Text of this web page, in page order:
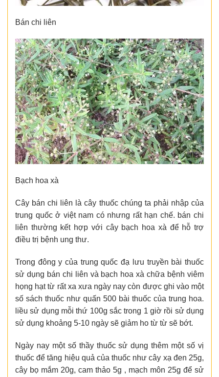
Bán chi liên
Bạch hoa xà
Cây bán chi liên là cây thuốc chúng ta phải nhập của
trung quốc ở việt nam có nhưng rất hạn chế. bán chi
liên thường kết hợp với cây bạch hoa xà để hỗ trợ
điều trị bệnh ung thư.
Trong đông y của trung quốc đạ lưu truyền bài thuốc
sử dụng bán chi liên và bạch hoa xà chữa bệnh viêm
họng hạt từ rất xa xưa ngày nay còn được ghi vào một
số sách thuốc như quấn 500 bài thuốc của trung hoa.
liều sử dụng mỗi thứ 100g sắc trong 1 giờ rồi sử dụng
sử dụng khoảng 5-10 ngày sẽ giảm ho từ từ sẽ bớt.
Ngày nay một số thầy thuốc sử dụng thêm một số vị
thuốc để tăng hiệu quả của thuốc như cây xạ đen 25g,
cây bọ mắm 20g, cam thảo 5g , mạch môn 25g để sử